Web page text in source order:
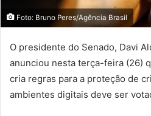
Foto: Bruno Peres/Agência Brasil
O presidente do Senado, Davi
anunciou nesta terça-feira (26)
cria regras para a proteção de
ambientes digitais deve ser